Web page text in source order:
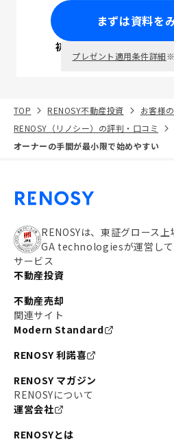
まずは資料を
初回面談で ポイ
プレゼント適用条件詳細※
TOP RENOSY不動産投資
お客様
RENOSY（リノシー）の評判・口コミ
オーナーの手間が最小限で始めやすい
RENOSYは、東証グロース上
GA technologiesが運営して
サービス
不動産投資
不動産売却
関連サイト
Modern Standard
RENOSY 利諾喜
RENOSY マガジン
RENOSYについて
運営会社
RENOSYとは